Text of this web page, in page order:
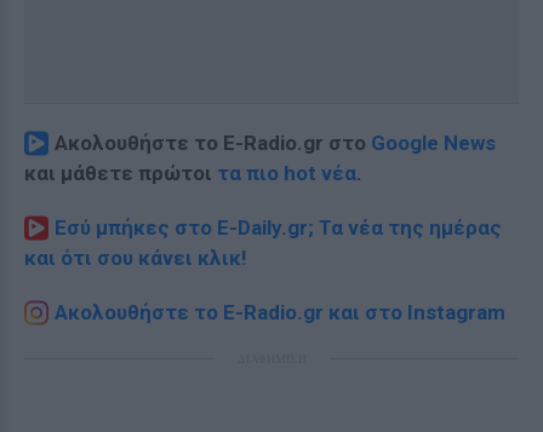
Ακολουθήστε το E-Radio.gr στο Google News
και μάθετε πρώτοι τα πιο hot νέα.
Εσύ μπήκες στο E-Daily.gr; Τα νέα της ημέρας
και ότι σου κάνει κλικ!
Ακολουθήστε το E-Radio.gr και στο Instagram